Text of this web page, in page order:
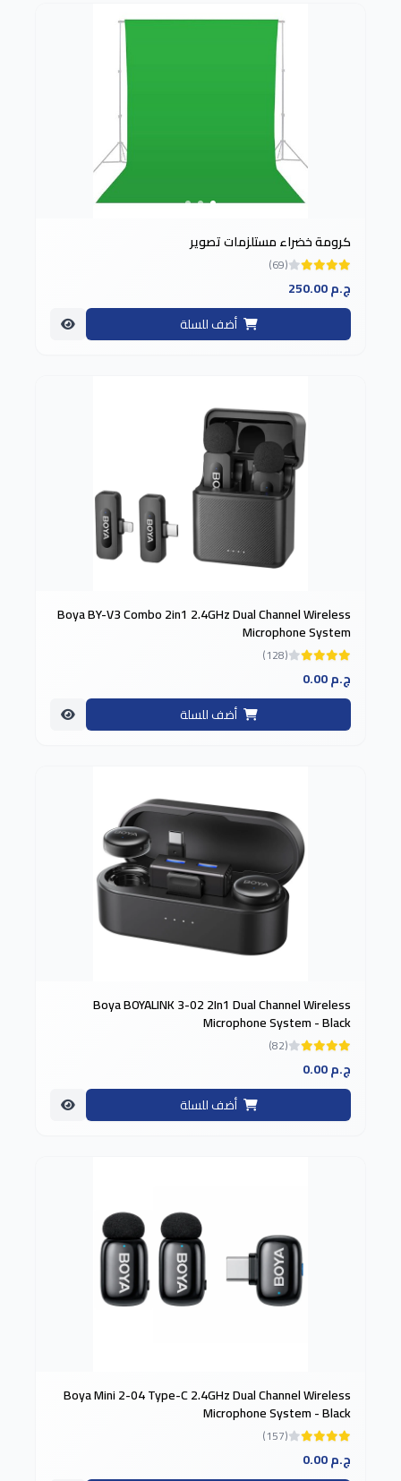
كرومة خضراء مستلزمات تصوير
(69)
250.00 ج.م
أضف للسلة
Boya BY-V3 Combo 2in1 2.4GHz Dual Channel Wireless
Microphone System
(128)
0.00 ج.م
أضف للسلة
Boya BOYALINK 3-02 2In1 Dual Channel Wireless
Microphone System - Black
(82)
0.00 ج.م
أضف للسلة
Boya Mini 2-04 Type-C 2.4GHz Dual Channel Wireless
Microphone System - Black
(157)
0.00 ج.م